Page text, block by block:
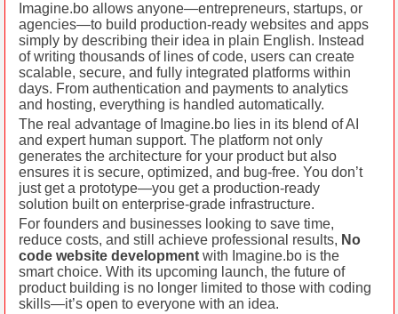
Imagine.bo allows anyone—entrepreneurs, startups, or
agencies—to build production-ready websites and apps
simply by describing their idea in plain English. Instead
of writing thousands of lines of code, users can create
scalable, secure, and fully integrated platforms within
days. From authentication and payments to analytics
and hosting, everything is handled automatically.
The real advantage of Imagine.bo lies in its blend of AI
and expert human support. The platform not only
generates the architecture for your product but also
ensures it is secure, optimized, and bug-free. You don’t
just get a prototype—you get a production-ready
solution built on enterprise-grade infrastructure.
For founders and businesses looking to save time,
reduce costs, and still achieve professional results, No
code website developmentwith Imagine.bo is the
smart choice. With its upcoming launch, the future of
product building is no longer limited to those with coding
skills—it’s open to everyone with an idea.